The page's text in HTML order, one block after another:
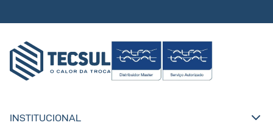
INSTITUCIONAL